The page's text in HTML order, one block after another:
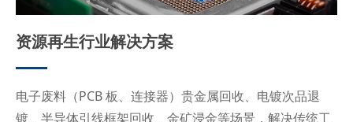
资源再生行业解决方案
电子废料（PCB 板、连接器）贵金属回收、电镀次品退
镀、半导体引线框架回收、金矿浸金等场景，解决传统工